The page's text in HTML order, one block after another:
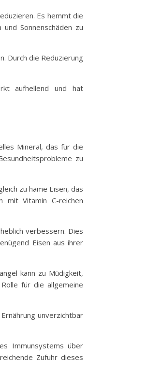
Es hemmt die
Sonnenschäden zu
Durch die Reduzierung
aufhellend und hat
Mineral, das für die
zu
zu häme Eisen, das
mit Vitamin C-reichen
verbessern. Dies
Eisen aus ihrer
kann zu Müdigkeit,
für die allgemeine
unverzichtbar
Immunsystems über
Zufuhr dieses